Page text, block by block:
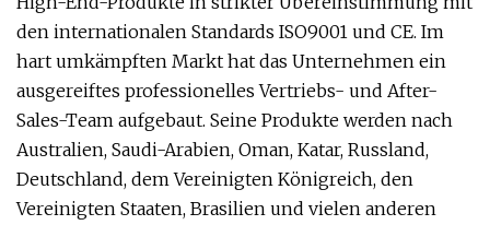
den internationalen Standards ISO9001 und CE. Im
hart umkämpften Markt hat das Unternehmen ein
ausgereiftes professionelles Vertriebs- und After-
Sales-Team aufgebaut. Seine Produkte werden nach
Australien, Saudi-Arabien, Oman, Katar, Russland,
Deutschland, dem Vereinigten Königreich, den
Vereinigten Staaten, Brasilien und vielen anderen